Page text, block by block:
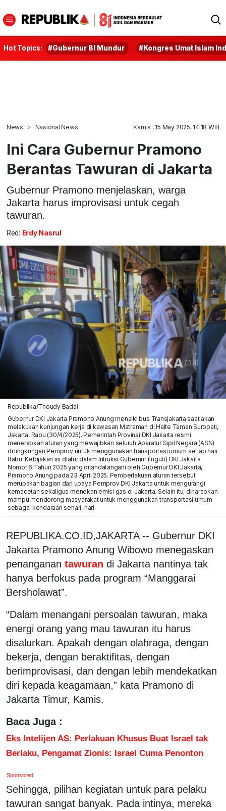
Hot Topics: #Gubernur BI Mundur #Kongres Umat Islam
News Nasional News Kamis , 15 May 2025, 14:18 WIB
Ini Cara Gubernur Pramono
Berantas Tawuran di Jakarta
Gubernur Pramono menjelaskan, warga
Jakarta harus improvisasi untuk cegah
tawuran.
Red: Erdy Nasrul
Republika/Thoudy Badai
Gubernur DKI Jakarta Pramono Anung menaiki bus Transjakarta saat akan
melakukan kunjungan kerja di kawasan Matraman di Halte Taman Suropati,
Jakarta, Rabu (30/4/2025). Pemerintah Provinsi DKI Jakarta resmi
menerapkan aturan yang mewajibkan seluruh Aparatur Sipil Negara (ASN)
di lingkungan Pemprov untuk menggunakan transportasi umum setiap hari
Rabu. Kebijakan ini diatur dalam Intruksi Gubernur (Ingub) DKI Jakarta
Nomor 6 Tahun 2025 yang ditandatangani oleh Gubernur DKI Jakarta,
Pramono Anung pada 23 April 2025. Pemberlakuan aturan tersebut
merupakan bagian dari upaya Pemprov DKI Jakarta untuk mengurangi
kemacetan sekaligus menekan emisi gas di Jakarta. Selain itu, diharapkan
mampu mendorong masyarakat untuk menggunakan transportasi umum
sebagai kendaraan sehari-hari.
REPUBLIKA.CO.ID,JAKARTA -- Gubernur DKI
Jakarta Pramono Anung Wibowo menegaskan
penanganan tawuran di Jakarta nantinya tak
hanya berfokus pada program “Manggarai
Bersholawat”.
“Dalam menangani persoalan tawuran, maka
energi orang yang mau tawuran itu harus
disalurkan. Apakah dengan olahraga, dengan
bekerja, dengan beraktifitas, dengan
berimprovisasi, dan dengan lebih mendekatkan
diri kepada keagamaan,” kata Pramono di
Jakarta Timur, Kamis.
Baca Juga :
Eks Intelijen AS: Perlakuan Khusus Buat Israel tak
Berlaku, Pengamat Zionis: Israel Cuma Penonton
Sponsored
Sehingga, pilihan kegiatan untuk para pelaku
tawuran sangat banyak. Pada intinya, mereka